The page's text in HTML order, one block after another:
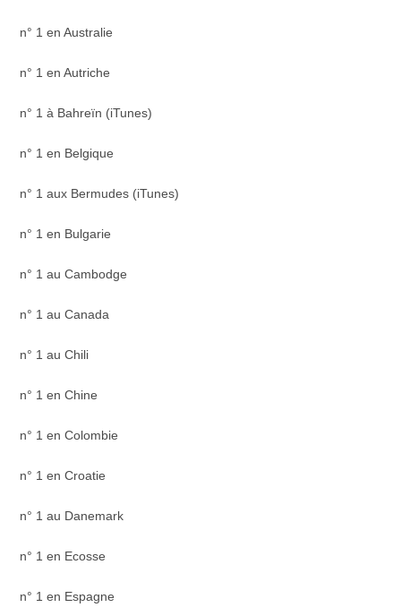
n° 1 en Australie
n° 1 en Autriche
n° 1 à Bahreïn (iTunes)
n° 1 en Belgique
n° 1 aux Bermudes (iTunes)
n° 1 en Bulgarie
n° 1 au Cambodge
n° 1 au Canada
n° 1 au Chili
n° 1 en Chine
n° 1 en Colombie
n° 1 en Croatie
n° 1 au Danemark
n° 1 en Ecosse
n° 1 en Espagne